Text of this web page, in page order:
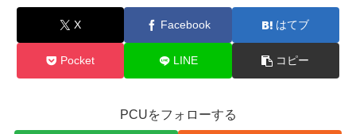
X Facebook はてブ
Pocket LINE コピー
PCUをフォローする